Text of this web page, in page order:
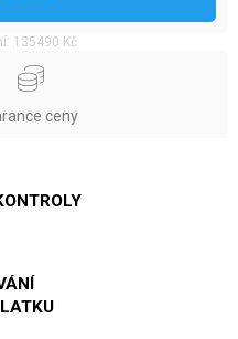
135490 Kč
ceny